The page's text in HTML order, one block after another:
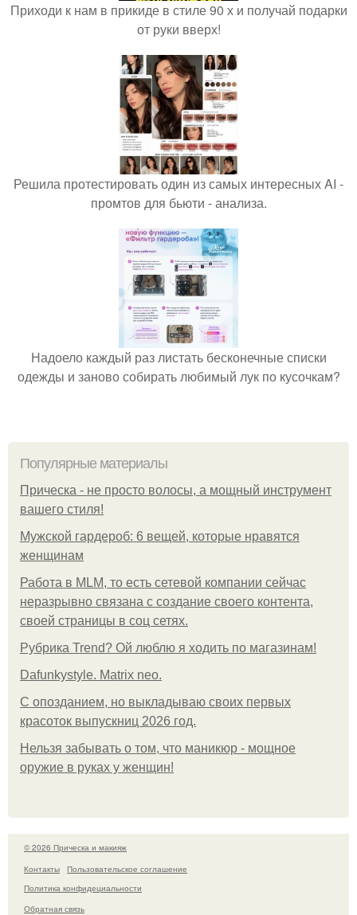
Приходи к нам в прикиде в стиле 90 х и получай подарки
от руки вверх!
Решила протестировать один из самых интересных AI -
промтов для бьюти - анализа.
Надоело каждый раз листать бесконечные списки
одежды и заново собирать любимый лук по кусочкам?
Популярные материалы
Прическа - не просто волосы, а мощный инструмент
вашего стиля!
Мужской гардероб: 6 вещей, которые нравятся
женщинам
Работа в MLM, то есть сетевой компании сейчас
неразрывно связана с создание своего контента,
своей страницы в соц сетях.
Рубрика Trend? Ой люблю я ходить по магазинам!
Dafunkystyle. Matrix neo.
С опозданием, но выкладываю своих первых
красоток выпускниц 2026 год.
Нельзя забывать о том, что маникюр - мощное
оружие в руках у женщин!
© 2026 Прическа и макияж
Контакты
Пользовательское соглашение
Политика конфидециальности
Обратная связь